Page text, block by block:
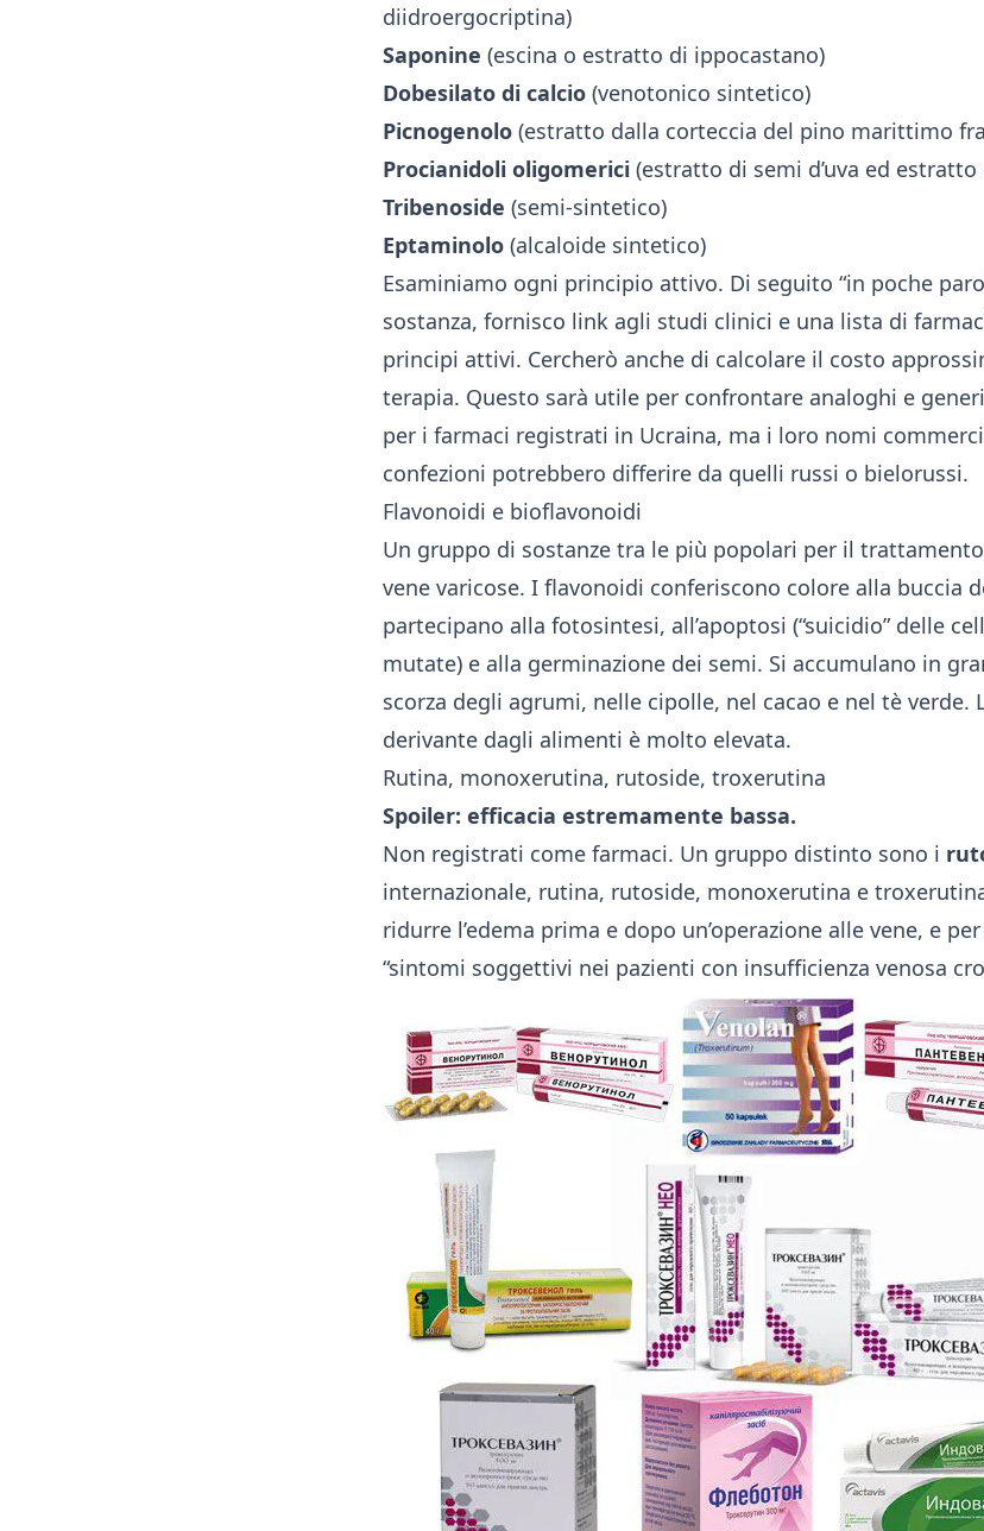
diidroergocriptina)
Saponine (escina o estratto di ippocastano)
Dobesilato di calcio (venotonico sintetico)
Picnogenolo (estratto dalla corteccia del pino marittimo
Procianidoli oligomerici (estratto di semi d’uva ed
Tribenoside (semi-sintetico)
Eptaminolo (alcaloide sintetico)
Esaminiamo ogni principio attivo. Di seguito “in poche
sostanza, fornisco link agli studi clinici e una lista di
principi attivi. Cercherò anche di calcolare il costo
terapia. Questo sarà utile per confrontare analoghi e
per i farmaci registrati in Ucraina, ma i loro nomi
confezioni potrebbero differire da quelli russi o bielorussi.
Flavonoidi e bioflavonoidi
Un gruppo di sostanze tra le più popolari per il
vene varicose. I flavonoidi conferiscono colore alla buccia
partecipano alla fotosintesi, all’apoptosi (“suicidio” delle
mutate) e alla germinazione dei semi. Si accumulano in
scorza degli agrumi, nelle cipolle, nel cacao e nel tè verde.
derivante dagli alimenti è molto elevata.
Rutina, monoxerutina, rutoside, troxerutina
Spoiler: efficacia estremamente bassa.
Non registrati come farmaci. Un gruppo distinto sono i
internazionale, rutina, rutoside, monoxerutina e
ridurre l’edema prima e dopo un’operazione alle vene, e
“sintomi soggettivi nei pazienti con insufficienza venosa